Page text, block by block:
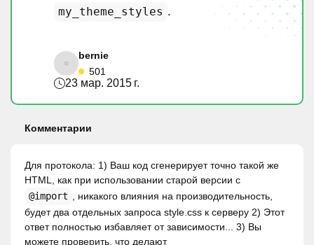
my_theme_styles .
bernie
501
23 мар. 2015 г.
Комментарии
Для протокола: 1) Ваш код сгенерирует точно такой же
HTML, как при использовании старой версии с
@import
, никакого влияния на производительность,
будет два отдельных запроса style.css к серверу 2) Этот
ответ полностью избавляет от зависимости... 3) Вы
можете проверить, что делают